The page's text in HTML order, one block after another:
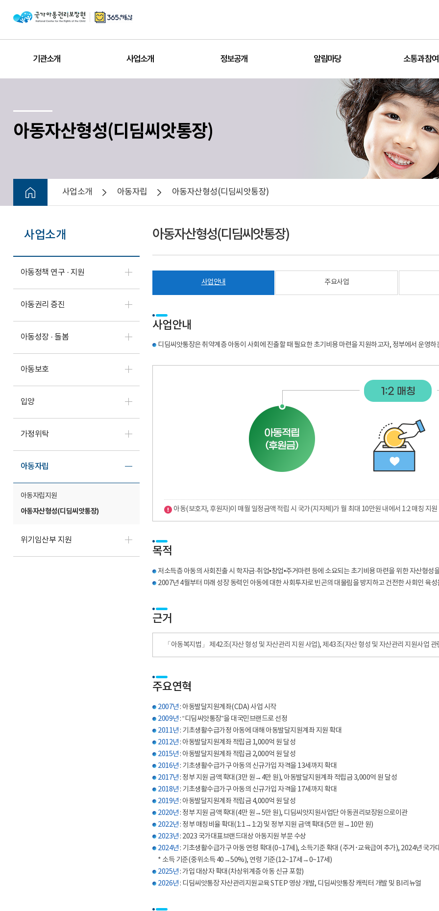
기관소개 사업소개 정보공개 알림마당 소통과 참여
아동자산형성(디딤씨앗통장)
사업소개 아동자립 아동자산형성(디딤씨앗통장)
아동자산형성(디딤씨앗통장)
사업안내 주요사업
사업안내
디딤씨앗통장은 취약계층 아동이 사회에 진출할 때 필요한 초기비용 마련을 지원하고자, 정부에서 운영
아동(보호자, 후원자)이 매월 일정금액 적립 시 국가(지자체)가 월 최대 10만원 내에서 1:2 매칭 지원
목적
저소득층 아동의 사회진출 시 학자금·취업•창업•주거마련 등에 소요되는 초기비용 마련을 위한 자산형성
2007년 4월부터 미래 성장 동력인 아동에 대한 사회투자로 빈곤의 대물림을 방지하고 건전한 사회인
근거
「아동복지법」 제42조(자산 형성 및 자산관리 지원 사업), 제43조(자산 형성 및 자산관리 지원사업
주요연혁
2007년: 아동발달지원계좌(CDA) 사업 시작
2009년: “디딤씨앗통장ˮ을 대국민브랜드로 선정
2011년: 기초생활수급가정 아동에 대해 아동발달지원계좌 지원 확대
2012년: 아동발달지원계좌 적립금 1,000억 원 달성
2015년: 아동발달지원계좌 적립금 2,000억 원 달성
2016년: 기초생활수급가구 아동의 신규가입 자격을 13세까지 확대
2017년: 정부 지원 금액 확대(3만 원→4만 원), 아동발달지원계좌 적립금 3,000억 원 달성
2018년: 기초생활수급가구 아동의 신규가입 자격을 17세까지 확대
2019년: 아동발달지원계좌 적립금 4,000억 원 달성
2020년: 정부 지원 금액 확대(4만 원→5만 원), 디딤씨앗지원사업단 아동권리보장원으로이관
2022년: 정부 매칭비율 확대(1:1→1:2) 및 정부 지원 금액 확대(5만 원→10만 원)
2023년: 2023 국가대표브랜드대상 아동지원 부문 수상
2024년: 기초생활수급가구 아동 연령 확대(0~17세), 소득기준 확대 (주거･교육급여 추가), 2024년 국가
* 소득 기준(중위소득 40→50%), 연령 기준(12~17세→0~17세)
2025년: 가입 대상자 확대(차상위계층 아동 신규 포함)
2026년: 디딤씨앗통장 자산관리지원교육 STEP 영상 개발, 디딤씨앗통장 캐릭터 개발 및 BI리뉴얼
사업소개
아동정책 연구 · 지원
아동권리 증진
아동성장 · 돌봄
아동보호
입양
가정위탁
아동자립
아동자립지원
아동자산형성(디딤씨앗통장)
위기임산부 지원